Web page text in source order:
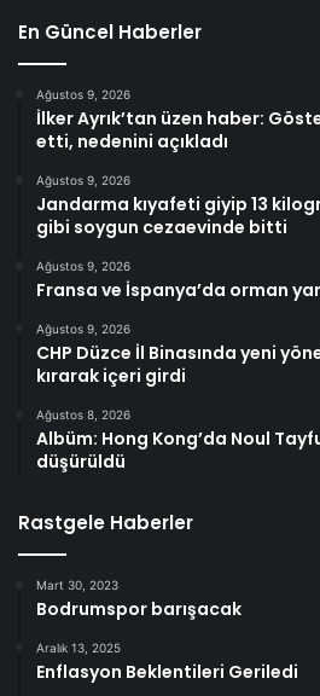
En Güncel Haberler
Ağustos 9, 2026
İlker Ayrık’tan üzen haber:
etti, nedenini açıkladı
Ağustos 9, 2026
Jandarma kıyafeti giyip 13
gibi soygun cezaevinde bitti
Ağustos 9, 2026
Fransa ve İspanya’da orman
Ağustos 9, 2026
CHP Düzce İl Binasında yeni
kırarak içeri girdi
Ağustos 8, 2026
Albüm: Hong Kong’da Noul
düşürüldü
Rastgele Haberler
Mart 30, 2023
Bodrumspor barışacak
Aralık 13, 2025
Enflasyon Beklentileri Geriledi